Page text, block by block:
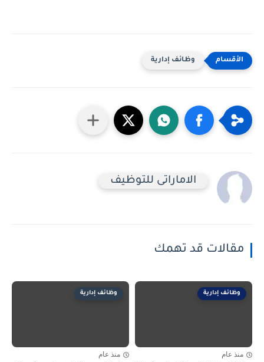
وظائف إدارية
الاماراتى للتوظيف
مقالات قد تهمك
وظائف إدارية
منذ عام
وظائف إدارية
منذ عام